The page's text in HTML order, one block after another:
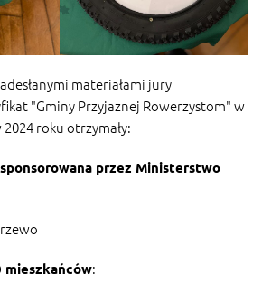
materiałami jury
"Gminy Przyjaznej Rowerzystom" w
roku otrzymały:
przez Ministerstwo
mieszkańców: